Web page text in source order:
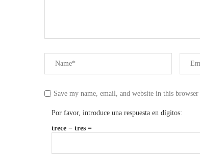
Save my name, email, and website in this
Por favor, introduce una respuesta en dígitos:
trece − tres =